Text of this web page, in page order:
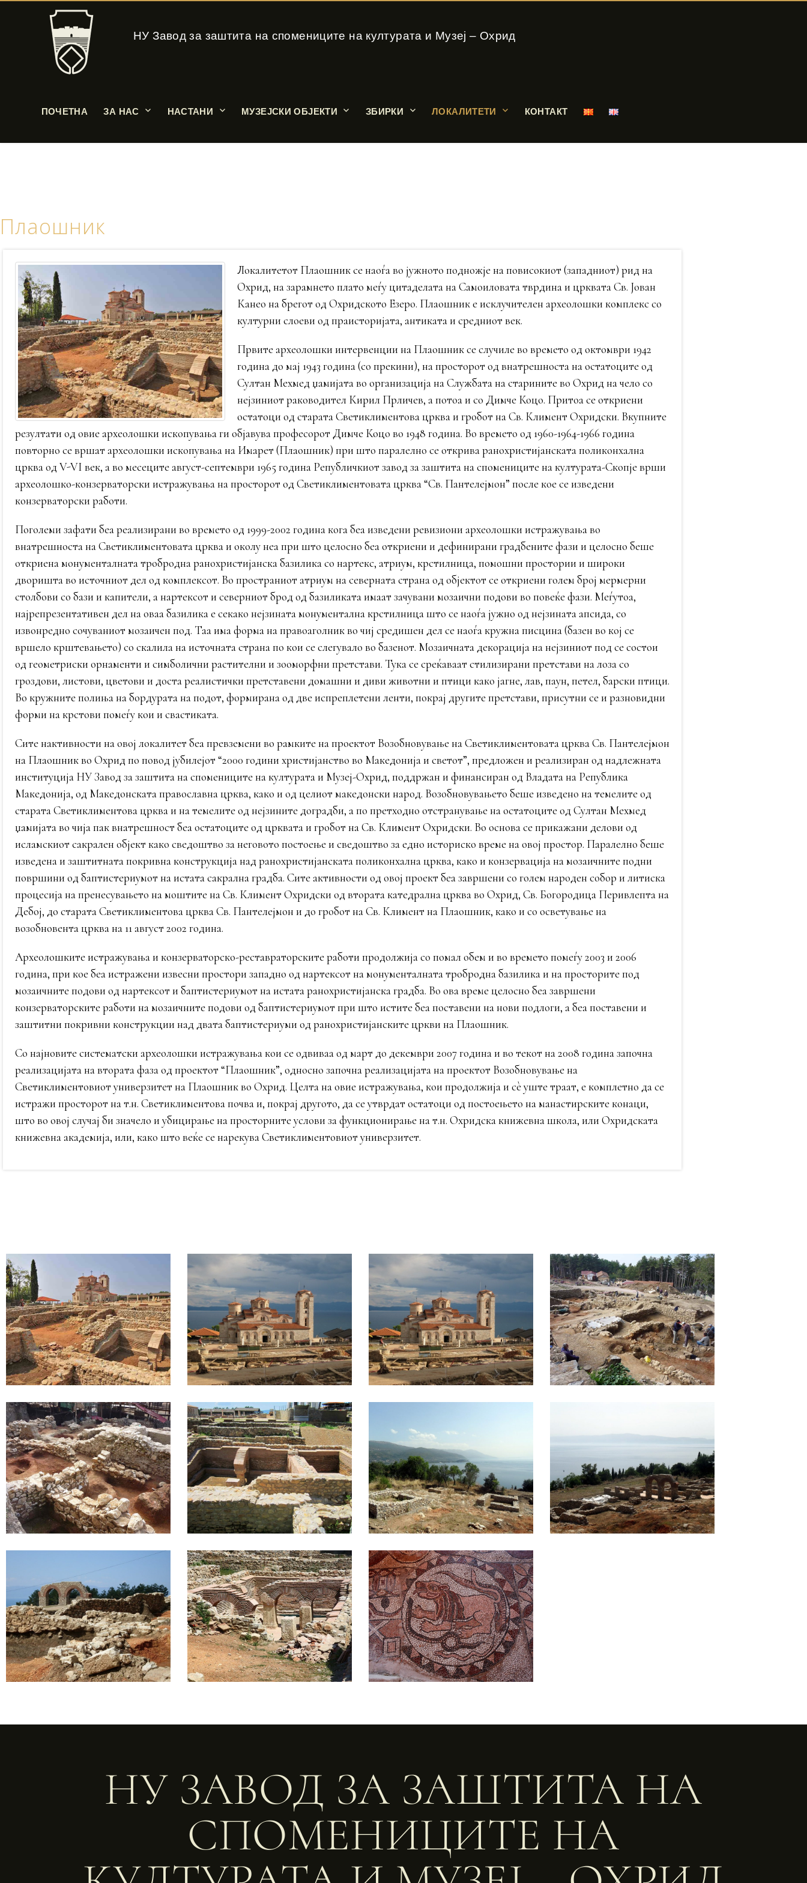
НУ Завод за заштита на спомениците на културата и Музеј – Охрид
ПОЧЕТНА ЗА НАС НАСТАНИ МУЗЕЈСКИ ОБЈЕКТИ ЗБИРКИ ЛОКАЛИТЕТИ КОНТАКТ
Плаошник
Локалитетот Плаошник се наоѓа во јужното подножје на повисокиот (западниот) рид на
Охрид, на зарамнето плато меѓу цитаделата на Самоиловата тврдина и црквата Св. Јован
Канео на брегот од Охридското Езеро. Плаошник е исклучителен археолошки комплекс со
културни слоеви од праисторијата, антиката и средниот век.
Првите археолошки интервенции на Плаошник се случиле во времето од октомври 1942
година до мај 1943 година (со прекини), на просторот од внатрешноста на остатоците од
Султан Мехмед џамијата во организација на Службата на старините во Охрид на чело со
нејзиниот раководител Кирил Прличев, а потоа и со Димче Коцо. Притоа се откриени
остатоци од старата Светиклиментова црква и гробот на Св. Климент Охридски. Вкупните
резултати од овие археолошки ископувања ги објавува професорот Димче Коцо во 1948 година. Во времето од 1960-1964-1966 година
повторно се вршат археолошки ископувања на Имарет (Плаошник) при што паралелно се открива ранохристијанската поликонхална
црква од V-VI век, а во месеците август-септември 1965 година Републичкиот завод за заштита на спомениците на културата-Скопје врши
археолошко-конзерваторски истражувања на просторот од Светиклиментовата црква “Св. Пантелејмон” после кое се изведени
конзерваторски работи.
Поголеми зафати беа реализирани во времето од 1999-2002 година кога беа изведени ревизиони археолошки истражувања во
внатрешноста на Светиклиментовата црква и околу неа при што целосно беа откриени и дефинирани градбените фази и целосно беше
откриена монументалната тробродна ранохристијанска базилика со нартекс, атриум, крстилница, помошни простории и широки
дворишта во источниот дел од комплексот. Во пространиот атриум на северната страна од објектот се откриени голем број мермерни
столбови со бази и капители, а нартексот и северниот брод од базиликата имаат зачувани мозаични подови во повеќе фази. Меѓутоа,
најрепрезентативен дел на оваа базилика е секако нејзината монументална крстилница што се наоѓа јужно од нејзината апсида, со
извонредно сочуваниот мозаичен под. Таа има форма на правоаголник во чиј средишен дел се наоѓа кружна писцина (базен во кој се
вршело крштевањето) со скалила на источната страна по кои се слегувало во базенот. Мозаичната декорација на нејзиниот под се состои
од геометриски орнаменти и симболични растителни и зооморфни претстави. Тука се среќаваат стилизирани претстави на лоза со
гроздови, листови, цветови и доста реалистички претставени домашни и диви животни и птици како јагне, лав, паун, петел, барски птици.
Во кружните полиња на бордурата на подот, формирана од две испреплетени ленти, покрај другите претстави, присутни се и разновидни
форми на крстови помеѓу кои и свастиката.
Сите нактивности на овој локалитет беа превземени во рамките на проектот Возобновување на Светиклиментовата црква Св. Пантелејмон
на Плаошник во Охрид по повод јубилејот “2000 години христијанство во Македонија и светот”, предложен и реализиран од надлежната
институција НУ Завод за заштита на спомениците на културата и Музеј-Охрид, поддржан и финансиран од Владата на Република
Македонија, од Македонската православна црква, како и од целиот македонски народ. Возобновувањето беше изведено на темелите од
старата Светиклиментова црква и на темелите од нејзините доградби, а по претходно отстранување на остатоците од Султан Мехмед
џамијата во чија пак внатрешност беа остатоците од црквата и гробот на Св. Климент Охридски. Во основа се прикажани делови од
исламскиот сакрален објект како сведоштво за неговото постоење и сведоштво за едно историско време на овој простор. Паралелно беше
изведена и заштитната покривна конструкција над ранохристијанската поликонхална црква, како и конзервација на мозаичните подни
површини од баптистериумот на истата сакрална градба. Сите активности од овој проект беа завршени со голем народен собор и литиска
процесија на пренесувањето на моштите на Св. Климент Охридски од втората катедрална црква во Охрид, Св. Богородица Перивлепта на
Дебој, до старата Светиклиментова црква Св. Пантелејмон и до гробот на Св. Климент на Плаошник, како и со осветување на
возобновента црква на 11 август 2002 година.
Археолошките истражувања и конзерваторско-реставраторските работи продолжија со помал обем и во времето помеѓу 2003 и 2006
година, при кое беа истражени извесни простори западно од нартексот на монументалната тробродна базилика и на просторите под
мозаичните подови од нартексот и баптистериумот на истата ранохристијанска градба. Во ова време целосно беа завршени
конзерваторските работи на мозаичните подови од баптистериумот при што истите беа поставени на нови подлоги, а беа поставени и
заштитни покривни конструкции над двата баптистериуми од ранохристијанските цркви на Плаошник.
Со најновите систематски археолошки истражувања кои се одвиваа од март до декември 2007 година и во текот на 2008 година започна
реализацијата на втората фаза од проектот “Плаошник”, односно започна реализацијата на проектот Возобновување на
Светиклиментовиот универзитет на Плаошник во Охрид. Целта на овие истражувања, кои продолжија и сè уште траат, е комплетно да се
истражи просторот на т.н. Светиклиментова почва и, покрај другото, да се утврдат остатоци од постоењето на манастирските конаци,
што во овој случај би значело и убицирање на просторните услови за функционирање на т.н. Охридска книжевна школа, или Охридската
книжевна академија, или, како што веќе се нарекува Светиклиментовиот универзитет.
НУ ЗАВОД ЗА ЗАШТИТА НА
СПОМЕНИЦИТЕ НА